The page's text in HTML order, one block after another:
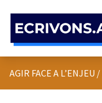
AGIR FACE A L’ENJEU /